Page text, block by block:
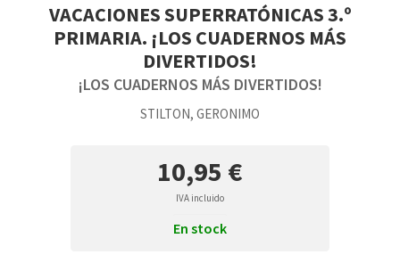
VACACIONES SUPERRATÓNICAS 3.º
PRIMARIA. ¡LOS CUADERNOS MÁS
DIVERTIDOS!
¡LOS CUADERNOS MÁS DIVERTIDOS!
STILTON, GERONIMO
10,95 €
IVA incluido
En stock